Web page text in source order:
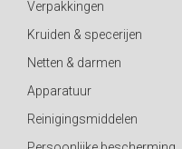
Verpakkingen
Kruiden & specerijen
Netten & darmen
Apparatuur
Reinigingsmiddelen